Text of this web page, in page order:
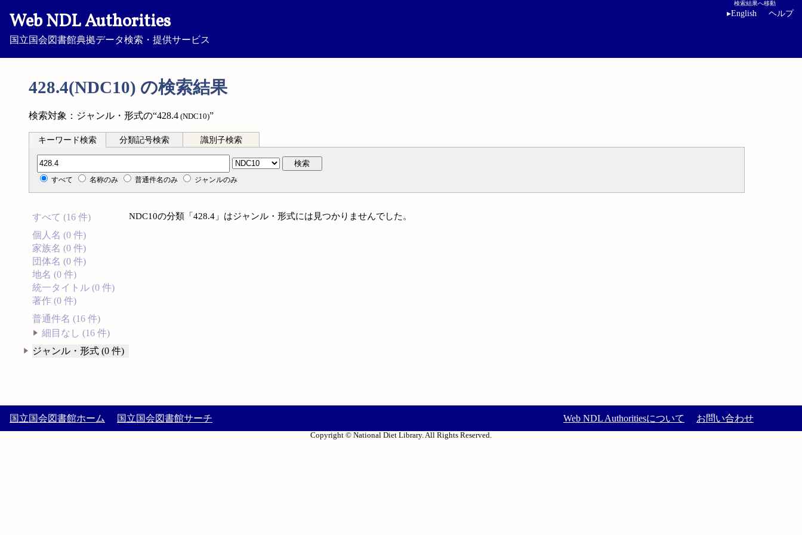
Web NDL Authorities
国立国会図書館典拠データ検索・提供サービス
検索結果へ移動
▸English ヘルプ
428.4(NDC10) の検索結果
検索対象：ジャンル・形式の“428.4 (NDC10)”
キーワード検索 分類記号検索 識別子検索
分類記号検索 検索
すべて 名称のみ 普通件名のみ ジャンルのみ
すべて (16 件)
個人名 (0 件)
家族名 (0 件)
団体名 (0 件)
地名 (0 件)
統一タイトル (0 件)
著作 (0 件)
普通件名 (16 件)
細目なし (16 件)
ジャンル・形式 (0 件)
NDC10の分類「428.4」はジャンル・形式には見つかりませんでした。
国立国会図書館ホーム 国立国会図書館サーチ Web NDL Authoritiesについて お問い合わせ
Copyright © National Diet Library. All Rights Reserved.